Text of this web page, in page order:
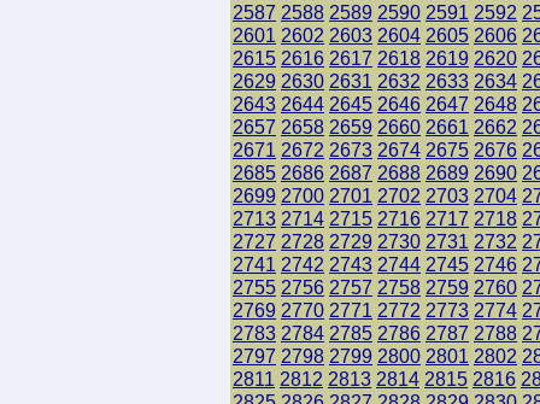
2587 2588 2589 2590 2591 2592
2601 2602 2603 2604 2605 2606
2615 2616 2617 2618 2619 2620
2629 2630 2631 2632 2633 2634
2643 2644 2645 2646 2647 2648
2657 2658 2659 2660 2661 2662
2671 2672 2673 2674 2675 2676
2685 2686 2687 2688 2689 2690
2699 2700 2701 2702 2703 2704
2713 2714 2715 2716 2717 2718
2727 2728 2729 2730 2731 2732
2741 2742 2743 2744 2745 2746
2755 2756 2757 2758 2759 2760
2769 2770 2771 2772 2773 2774
2783 2784 2785 2786 2787 2788
2797 2798 2799 2800 2801 2802
2811 2812 2813 2814 2815 2816